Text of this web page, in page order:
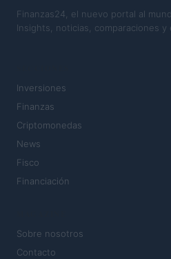
Finanzas24, el nuevo portal al
Insights, noticias, comparaciones y
Inversiones
Finanzas
Criptomonedas
News
Fisco
Financiación
Sobre nosotros
Contacto